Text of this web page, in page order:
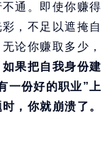
通。即使你赚得
，不足以遮掩自
论你赚取多少，
如果把自我身份建
一份好的职业”上
，你就崩溃了。